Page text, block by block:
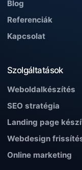
Blog
Referenciák
Kapcsolat
Szolgáltatások
Weboldalkészítés
SEO stratégia
Landing page
Webdesign
Online marketing